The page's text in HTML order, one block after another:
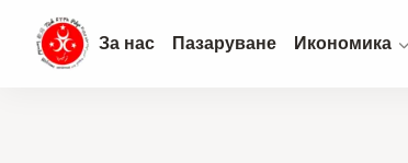
За нас Пазаруване Икономика